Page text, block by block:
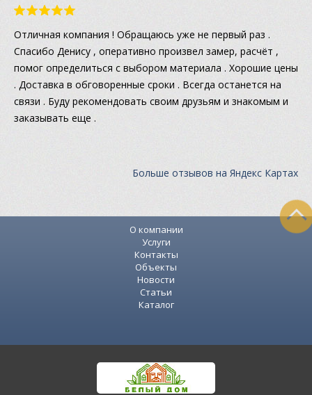
Отличная компания ! Обращаюсь уже не первый раз .
Спасибо Денису , оперативно произвел замер, расчёт ,
помог определиться с выбором материала . Хорошие цены
. Доставка в обговоренные сроки . Всегда останется на
связи . Буду рекомендовать своим друзьям и знакомым и
заказывать еще .
Больше отзывов на Яндекс Картах
О компании
Услуги
Контакты
Объекты
Новости
Статьи
Каталог